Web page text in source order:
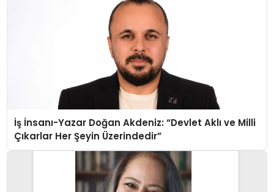
İş İnsanı-Yazar Doğan Akdeniz: “Devlet Aklı ve Milli
Çıkarlar Her Şeyin Üzerindedir”